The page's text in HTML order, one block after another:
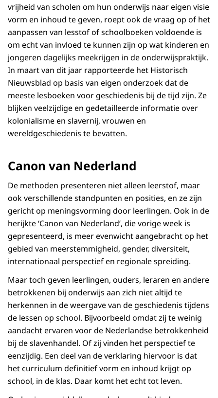
vrijheid van scholen om hun onderwijs naar eigen visie
vorm en inhoud te geven, roept ook de vraag op of het
aanpassen van lesstof of schoolboeken voldoende is
om echt van invloed te kunnen zijn op wat kinderen en
jongeren dagelijks meekrijgen in de onderwijspraktijk.
In maart van dit jaar rapporteerde het Historisch
Nieuwsblad op basis van eigen onderzoek dat de
meeste lesboeken voor geschiedenis bij de tijd zijn. Ze
blijken veelzijdige en gedetailleerde informatie over
kolonialisme en slavernij, vrouwen en
wereldgeschiedenis te bevatten.
Canon van Nederland
De methoden presenteren niet alleen leerstof, maar
ook verschillende standpunten en posities, en ze zijn
gericht op meningsvorming door leerlingen. Ook in de
herijkte ‘Canon van Nederland’, die vorige week is
gepresenteerd, is meer evenwicht aangebracht op het
gebied van meerstemmigheid, gender, diversiteit,
internationaal perspectief en regionale spreiding.
Maar toch geven leerlingen, ouders, leraren en andere
betrokkenen bij onderwijs aan zich niet altijd te
herkennen in de weergave van de geschiedenis tijdens
de lessen op school. Bijvoorbeeld omdat zij te weinig
aandacht ervaren voor de Nederlandse betrokkenheid
bij de slavenhandel. Of zij vinden het perspectief te
eenzijdig. Een deel van de verklaring hiervoor is dat
het curriculum definitief vorm en inhoud krijgt op
school, in de klas. Daar komt het echt tot leven.